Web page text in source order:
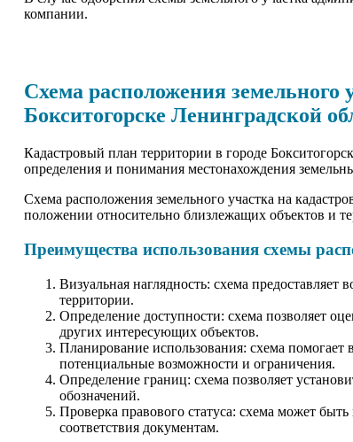
компании.
Схема расположения земельного
Бокситогорске Ленинградской
Кадастровый план территории в городе
определения и понимания местонахождения
Схема расположения земельного участка на
положении относительно близлежащих объектов и
Преимущества использования схемы
Визуальная наглядность: схема предоставляет
территории.
Определение доступности: схема позволяет
других интересующих объектов.
Планирование использования: схема помогает
потенциальные возможности и ограничения.
Определение границ: схема позволяет
обозначений.
Проверка правового статуса: схема может быть
соответствия документам.